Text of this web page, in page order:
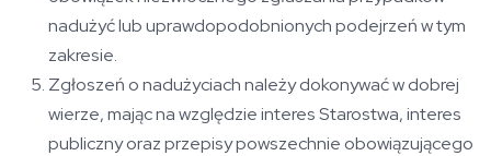
nadużyć lub uprawdopodobnionych podejrzeń w tym
zakresie.
Zgłoszeń o nadużyciach należy dokonywać w dobrej
wierze, mając na względzie interes Starostwa, interes
publiczny oraz przepisy powszechnie obowiązującego